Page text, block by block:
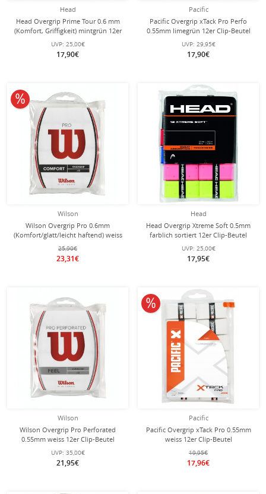
Head
Head Overgrip Prime Tour 0.6 mm
(Komfort, Griffigkeit) mintgrün 12er
Clip-Beutel
UVP: 25,00€
17,90€
Pacific
Pacific Overgrip xTack Pro Perfo
0.55mm limegrün 12er Clip-Beutel
UVP: 29,95€
17,90€
Wilson
Wilson Overgrip Pro 0.6mm
(Komfort/glatt/leicht haftend) weiss
12er Clip-Beutel
25,90€
23,31€
10% reduziert
Head
Head Overgrip Xtreme Soft 0.5mm
farblich sortiert 12er Clip-Beutel
UVP: 25,00€
17,95€
Wilson
Wilson Overgrip Pro Perforated
0.55mm weiss 12er Clip-Beutel
UVP: 35,00€
21,95€
Pacific
Pacific Overgrip xTack Pro 0.55mm
weiss 12er Clip-Beutel
19,95€
17,96€
10% reduziert